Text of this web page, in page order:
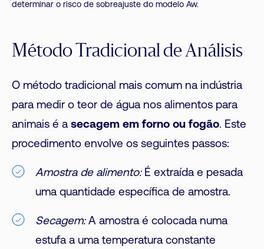
determinar o risco de sobreajuste do modelo Aw.
Método Tradicional de Análisis
O método tradicional mais comum na indústria
para medir o teor de água nos alimentos para
animais é a secagem em forno ou fogão. Este
procedimento envolve os seguintes passos:
Amostra de alimento:É extraída e pesada
uma quantidade específica de amostra.
Secagem:A amostra é colocada numa
estufa a uma temperatura constante